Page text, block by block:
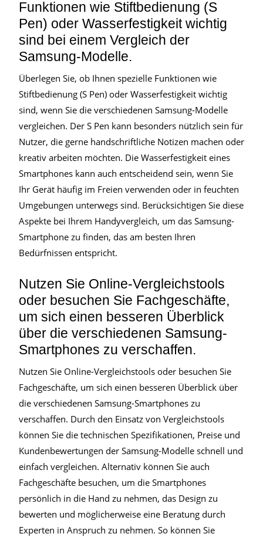
Funktionen wie Stiftbedienung (S
Pen) oder Wasserfestigkeit wichtig
sind bei einem Vergleich der
Samsung-Modelle.
Überlegen Sie, ob Ihnen spezielle Funktionen wie
Stiftbedienung (S Pen) oder Wasserfestigkeit wichtig
sind, wenn Sie die verschiedenen Samsung-Modelle
vergleichen. Der S Pen kann besonders nützlich sein für
Nutzer, die gerne handschriftliche Notizen machen oder
kreativ arbeiten möchten. Die Wasserfestigkeit eines
Smartphones kann auch entscheidend sein, wenn Sie
Ihr Gerät häufig im Freien verwenden oder in feuchten
Umgebungen unterwegs sind. Berücksichtigen Sie diese
Aspekte bei Ihrem Handyvergleich, um das Samsung-
Smartphone zu finden, das am besten Ihren
Bedürfnissen entspricht.
Nutzen Sie Online-Vergleichstools
oder besuchen Sie Fachgeschäfte,
um sich einen besseren Überblick
über die verschiedenen Samsung-
Smartphones zu verschaffen.
Nutzen Sie Online-Vergleichstools oder besuchen Sie
Fachgeschäfte, um sich einen besseren Überblick über
die verschiedenen Samsung-Smartphones zu
verschaffen. Durch den Einsatz von Vergleichstools
können Sie die technischen Spezifikationen, Preise und
Kundenbewertungen der Samsung-Modelle schnell und
einfach vergleichen. Alternativ können Sie auch
Fachgeschäfte besuchen, um die Smartphones
persönlich in die Hand zu nehmen, das Design zu
bewerten und möglicherweise eine Beratung durch
Experten in Anspruch zu nehmen. So können Sie